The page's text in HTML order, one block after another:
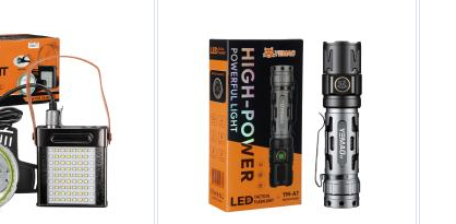
Плойка IPARAH P-205, 28mm,
120-210°C, керамическое
покрытие, LED display, 70W
Опт 31.00
Vip: $29.00
Фен-стайлер IPARAH 7 в 1 P-
510B BLACK, 7 насадок, 3
режима, 4 режима
температуры, 105000 RPM,
1400W
Опт $
Vip: $61.00